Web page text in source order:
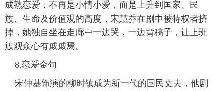
成熟恋爱，不再是小情小爱，而是上升到国家、民
族、生命及价值观的高度，宋慧乔在剧中被特权者挤
掉，她独自坐在走廊中一边哭，一边背稿子，让上班
族观众心有戚戚焉。
8.恋爱金句
宋仲基饰演的柳时镇成为新一代的国民丈夫，他剧